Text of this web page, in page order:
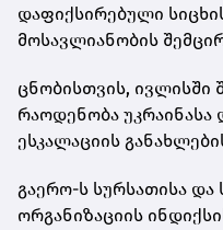
დაფიქსირებული
მოსავლიანობის
ცნობისთვის, ივლისში
რაოდენობა
ესკალაციის
გაერო-ს სურსათისა
ორგანიზაციის